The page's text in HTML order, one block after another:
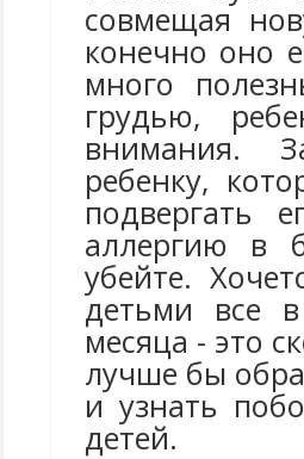
совмещая
конечно оно
много
грудью,
внимания.
ребенку,
подвергать
аллергию в
убейте.
детьми все
месяца - это
лучше бы
и узнать
детей.